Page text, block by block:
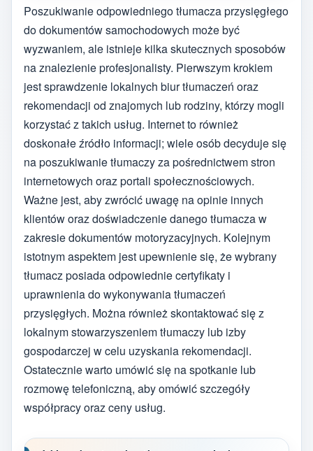
Poszukiwanie odpowiedniego tłumacza przysięgłego
do dokumentów samochodowych może być
wyzwaniem, ale istnieje kilka skutecznych sposobów
na znalezienie profesjonalisty. Pierwszym krokiem
jest sprawdzenie lokalnych biur tłumaczeń oraz
rekomendacji od znajomych lub rodziny, którzy mogli
korzystać z takich usług. Internet to również
doskonałe źródło informacji; wiele osób decyduje się
na poszukiwanie tłumaczy za pośrednictwem stron
internetowych oraz portali społecznościowych.
Ważne jest, aby zwrócić uwagę na opinie innych
klientów oraz doświadczenie danego tłumacza w
zakresie dokumentów motoryzacyjnych. Kolejnym
istotnym aspektem jest upewnienie się, że wybrany
tłumacz posiada odpowiednie certyfikaty i
uprawnienia do wykonywania tłumaczeń
przysięgłych. Można również skontaktować się z
lokalnym stowarzyszeniem tłumaczy lub izby
gospodarczej w celu uzyskania rekomendacji.
Ostatecznie warto umówić się na spotkanie lub
rozmowę telefoniczną, aby omówić szczegóły
współpracy oraz ceny usług.